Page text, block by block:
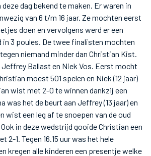
dag bekend te maken. Er waren in
van 6 t/m 16 jaar. Ze mochten eerst
doen en vervolgens werd er een
3 poules. De twee finalisten mochten
niemand minder dan Christian Kist.
Jeffrey Ballast en Niek Vos. Eerst mocht
moest 501 spelen en Niek (12 jaar)
wist met 2-0 te winnen dankzij een
was het de beurt aan Jeffrey (13 jaar) en
wist een leg af te snoepen van de oud
in deze wedstrijd gooide Christian een
2-1. Tegen 16.15 uur was het hele
kregen alle kinderen een presentje welke